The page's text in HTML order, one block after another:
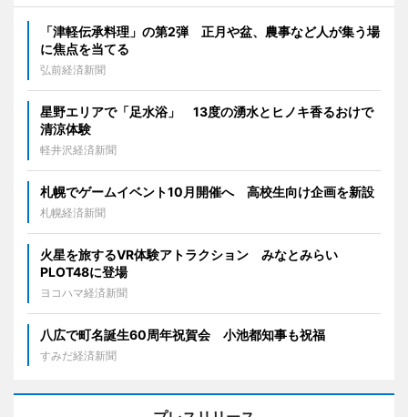
「津軽伝承料理」の第2弾 正月や盆、農事など人が集う場
に焦点を当てる
弘前経済新聞
星野エリアで「足水浴」 13度の湧水とヒノキ香るおけで
清涼体験
軽井沢経済新聞
札幌でゲームイベント10月開催へ 高校生向け企画を新設
札幌経済新聞
火星を旅するVR体験アトラクション みなとみらい
PLOT48に登場
ヨコハマ経済新聞
八広で町名誕生60周年祝賀会 小池都知事も祝福
すみだ経済新聞